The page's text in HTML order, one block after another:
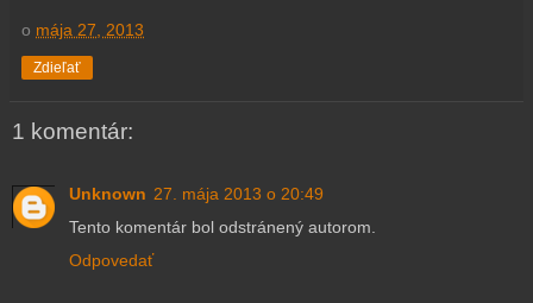
o mája 27, 2013
Zdieľať
1 komentár:
Unknown 27. mája 2013 o 20:49
Tento komentár bol odstránený autorom.
Odpovedať